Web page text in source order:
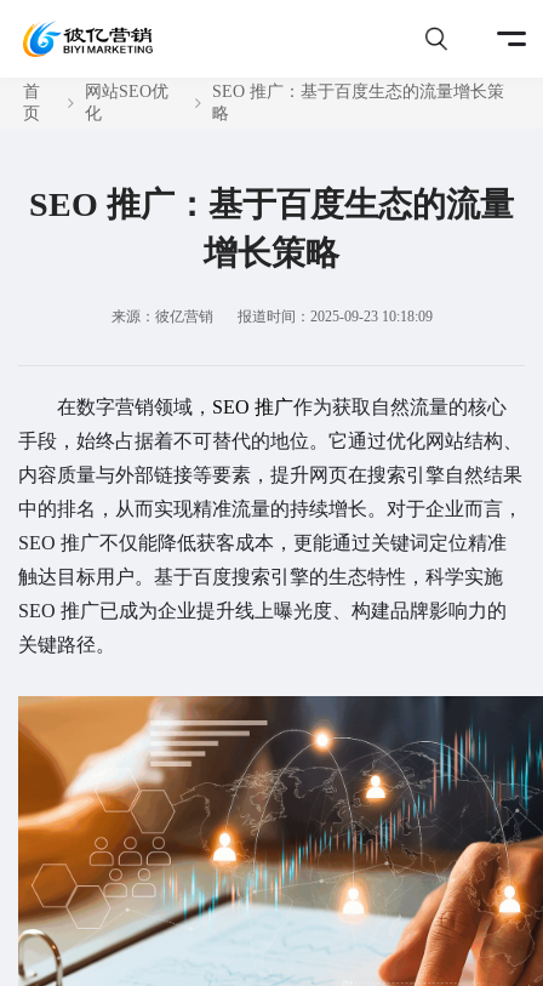
首
页
网站SEO优
化
SEO 推广：基于百度生态的流量增长策
略
SEO 推广：基于百度生态的流量
增长策略
来源：彼亿营销 报道时间：2025-09-23 10:18:09
在数字营销领域， SEO 推广作为获取自然流量的核心
手段，始终占据着不可替代的地位。它通过优化网站结构、
内容质量与外部链接等要素，提升网页在搜索引擎自然结果
中的排名，从而实现精准流量的持续增长。对于企业而言，
SEO 推广不仅能降低获客成本，更能通过关键词定位精准
触达目标用户。基于百度搜索引擎的生态特性，科学实施
SEO 推广已成为企业提升线上曝光度、构建品牌影响力的
关键路径。